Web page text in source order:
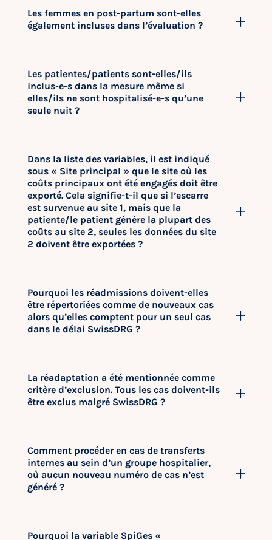
Les femmes en post-partum sont-elles
également incluses dans l’évaluation ?
Les patientes/patients sont-elles/ils
inclus-e-s dans la mesure même si
elles/ils ne sont hospitalisé-e-s qu’une
seule nuit ?
Dans la liste des variables, il est indiqué
sous « Site principal » que le site où les
coûts principaux ont été engagés doit être
exporté. Cela signifie-t-il que si l’escarre
est survenue au site 1, mais que la
patiente/le patient génère la plupart des
coûts au site 2, seules les données du site
2 doivent être exportées ?
Pourquoi les réadmissions doivent-elles
être répertoriées comme de nouveaux cas
alors qu’elles comptent pour un seul cas
dans le délai SwissDRG ?
La réadaptation a été mentionnée comme
critère d’exclusion. Tous les cas doivent-ils
être exclus malgré SwissDRG ?
Comment procéder en cas de transferts
internes au sein d’un groupe hospitalier,
où aucun nouveau numéro de cas n’est
généré ?
Pourquoi la variable SpiGes «